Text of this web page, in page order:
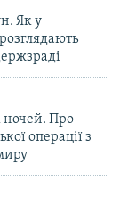
Як у
ночей. Про
операції з